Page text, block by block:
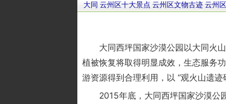
大同 云州区十大景点 云州区文物古迹 云州
大同西坪国家沙漠公园以大同火山
植被恢复将取得明显成效，生态服务
游资源得到合理利用，以 “观火山遗迹
2015年底，大同西坪国家沙漠公园